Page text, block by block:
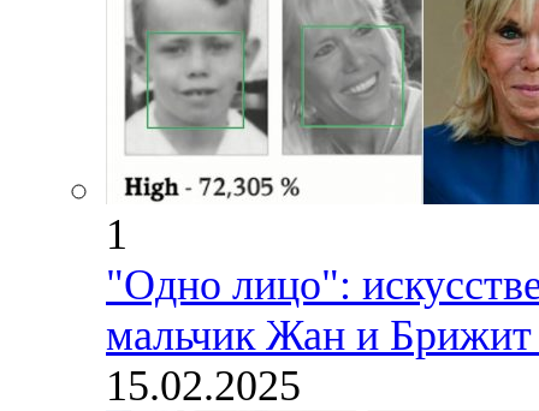
1
"Одно лицо":
мальчик Жан и
15.02.2025